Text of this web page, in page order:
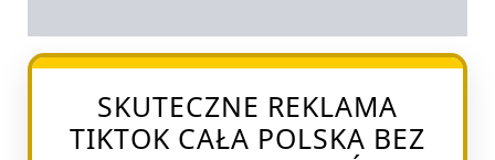
SKUTECZNE REKLAMA
TIKTOK CAŁA POLSKA BEZ